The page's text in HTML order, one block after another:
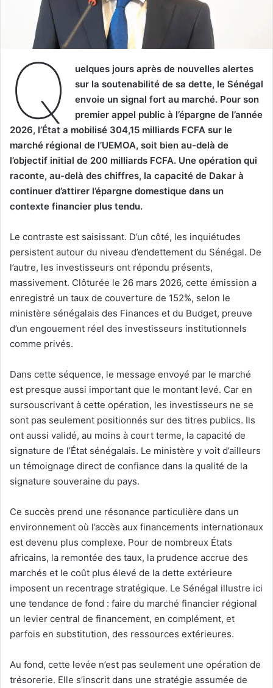
Q
uelques jours après de nouvelles alertes
sur la soutenabilité de sa dette, le Sénégal
envoie un signal fort au marché. Pour son
premier appel public à l’épargne de l’année
2026, l’État a mobilisé 304,15 milliards FCFA sur le
marché régional de l’UEMOA, soit bien au-delà de
l’objectif initial de 200 milliards FCFA. Une opération qui
raconte, au-delà des chiffres, la capacité de Dakar à
continuer d’attirer l’épargne domestique dans un
contexte financier plus tendu.
Le contraste est saisissant. D’un côté, les inquiétudes
persistent autour du niveau d’endettement du Sénégal. De
l’autre, les investisseurs ont répondu présents,
massivement. Clôturée le 26 mars 2026, cette émission a
enregistré un taux de couverture de 152%, selon le
ministère sénégalais des Finances et du Budget, preuve
d’un engouement réel des investisseurs institutionnels
comme privés.
Dans cette séquence, le message envoyé par le marché
est presque aussi important que le montant levé. Car en
sursouscrivant à cette opération, les investisseurs ne se
sont pas seulement positionnés sur des titres publics. Ils
ont aussi validé, au moins à court terme, la capacité de
signature de l’État sénégalais. Le ministère y voit d’ailleurs
un témoignage direct de confiance dans la qualité de la
signature souveraine du pays.
Ce succès prend une résonance particulière dans un
environnement où l’accès aux financements internationaux
est devenu plus complexe. Pour de nombreux États
africains, la remontée des taux, la prudence accrue des
marchés et le coût plus élevé de la dette extérieure
imposent un recentrage stratégique. Le Sénégal illustre ici
une tendance de fond : faire du marché financier régional
un levier central de financement, en complément, et
parfois en substitution, des ressources extérieures.
Au fond, cette levée n’est pas seulement une opération de
trésorerie. Elle s’inscrit dans une stratégie assumée de